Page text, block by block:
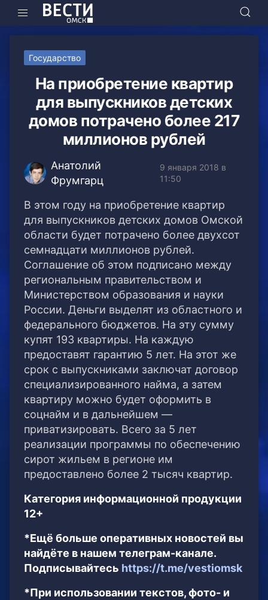
Государство
На приобретение квартир
для выпускников детских
домов потрачено более 217
миллионов рублей
Анатолий
Фрумгарц
9 января 2018 в
11:50
В этом году на приобретение квартир
для выпускников детских домов Омской
области будет потрачено более двухсот
семнадцати миллионов рублей.
Соглашение об этом подписано между
региональным правительством и
Министерством образования и науки
России. Деньги выделят из областного и
федерального бюджетов. На эту сумму
купят 193 квартиры. На каждую
предоставят гарантию 5 лет. На этот же
срок с выпускниками заключат договор
специализированного найма, а затем
квартиру можно будет оформить в
соцнайм и в дальнейшем —
приватизировать. Всего за 5 лет
реализации программы по обеспечению
сирот жильем в регионе им
предоставлено более 2 тысяч квартир.
Категория информационной продукции
12+
*Ещё больше оперативных новостей вы
найдёте в нашем телеграм-канале.
Подписывайтесь https://t.me/vestiomsk
*При использовании текстов, фото- и